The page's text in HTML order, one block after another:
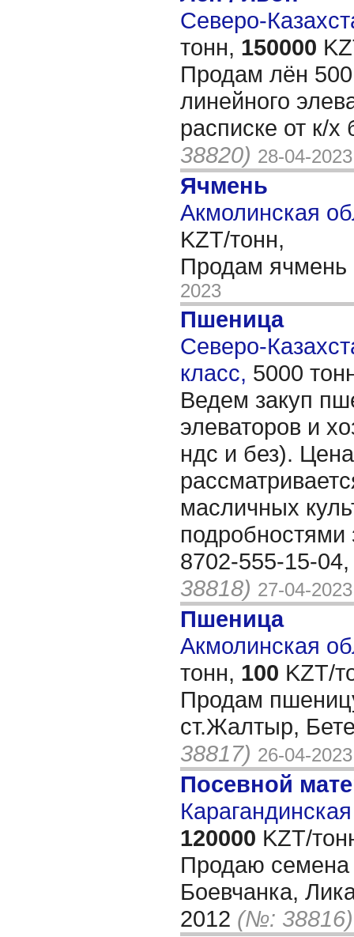
Северо-
тонн, 150000
Продам лён
линейного
расписке от к/
38820) 28-04-2023
Ячмень
Акмолинская
KZT/тонн,
Продам ячмень
2023
Пшеница
Северо-
класс, 5000
Ведем закуп
элеваторов и
ндс и без).
масличных
8702-555-15-
38818) 27-04-2023
Пшеница
Акмолинская
тонн, 100 KZT/
Продам
ст.Жалтыр,
38817) 26-04-2023
Посевной
120000 KZT/
Продаю
Боевчанка,
2012 (№: 38816)